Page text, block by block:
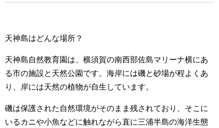
天神島はどんな場所？
天神島自然教育園は、横須賀の南西部佐島マリーナ横にあ
る市の施設と天然公園です。海岸には磯と砂場が程よくあ
り、岸には天然の植物が自生しています。
磯は保護された自然環境がそのまま残されており、そこに
いるカニや小魚などに触れながら直に三浦半島の海洋生態